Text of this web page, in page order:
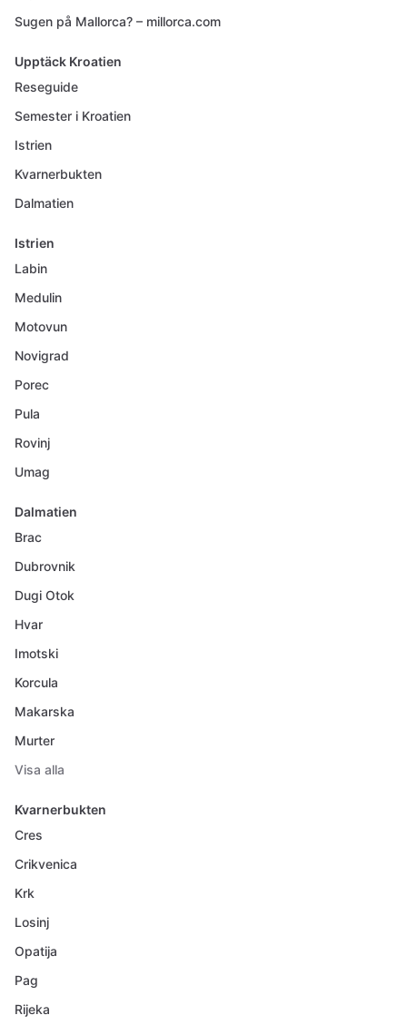
Sugen på Mallorca? – millorca.com
Upptäck Kroatien
Reseguide
Semester i Kroatien
Istrien
Kvarnerbukten
Dalmatien
Istrien
Labin
Medulin
Motovun
Novigrad
Porec
Pula
Rovinj
Umag
Dalmatien
Brac
Dubrovnik
Dugi Otok
Hvar
Imotski
Korcula
Makarska
Murter
Visa alla
Kvarnerbukten
Cres
Crikvenica
Krk
Losinj
Opatija
Pag
Rijeka